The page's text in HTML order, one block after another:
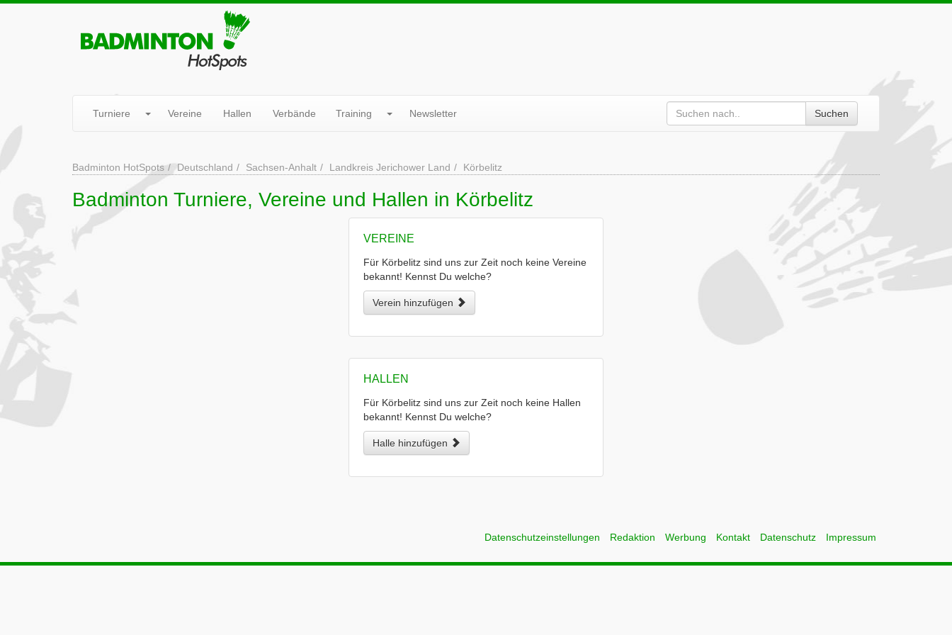
Turniere Vereine Hallen Verbände Training Newsletter Suchen
Badminton HotSpots Deutschland Sachsen-Anhalt Landkreis Jerichower Land Körbelitz
Badminton Turniere, Vereine und Hallen in Körbelitz
VEREINE
Für Körbelitz sind uns zur Zeit noch keine Vereine
bekannt! Kennst Du welche?
Verein hinzufügen
HALLEN
Für Körbelitz sind uns zur Zeit noch keine Hallen
bekannt! Kennst Du welche?
Halle hinzufügen
Datenschutzeinstellungen Redaktion Werbung Kontakt Datenschutz Impressum